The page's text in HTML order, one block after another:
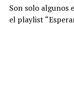
Son solo algunos
el playlist